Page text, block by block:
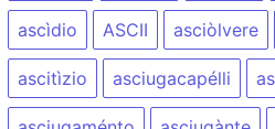
ascìdio ASCII asciòlvere
ascitìzio asciugacapélli